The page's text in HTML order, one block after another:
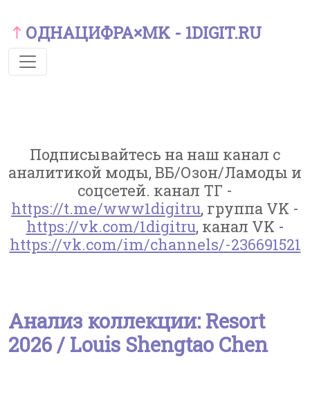
ОДНАЦИФРА×MK - 1DIGIT.RU
Подписывайтесь на наш канал с
аналитикой моды, ВБ/Озон/Ламоды и
соцсетей. канал ТГ -
https://t.me/www1digitru, группа VK -
https://vk.com/1digitru, канал VK -
https://vk.com/im/channels/-236691521
Анализ коллекции: Resort
2026 / Louis Shengtao Chen